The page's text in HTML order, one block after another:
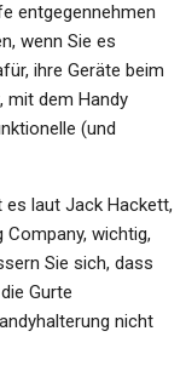
entgegennehmen
wenn Sie es
ihre Geräte beim
mit dem Handy
(und
es laut Jack Hackett,
Company, wichtig,
Sie sich, dass
Gurte
nicht